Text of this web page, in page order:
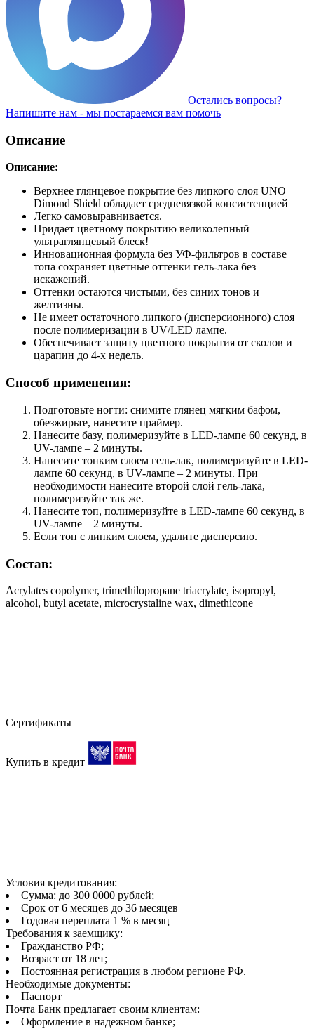
Остались вопросы?
Напишите нам - мы постараемся вам помочь
Описание
Описание:
Верхнее глянцевое покрытие без липкого слоя UNO
Dimond Shield обладает средневязкой консистенцией
Легко самовыравнивается.
Придает цветному покрытию великолепный
ультраглянцевый блеск!
Инновационная формула без УФ-фильтров в составе
топа сохраняет цветные оттенки гель-лака без
искажений.
Оттенки остаются чистыми, без синих тонов и
желтизны.
Не имеет остаточного липкого (дисперсионного) слоя
после полимеризации в UV/LED лампе.
Обеспечивает защиту цветного покрытия от сколов и
царапин до 4-х недель.
Способ применения:
Подготовьте ногти: снимите глянец мягким бафом,
обезжирьте, нанесите праймер.
Нанесите базу, полимеризуйте в LED-лампе 60 секунд, в
UV-лампе – 2 минуты.
Нанесите тонким слоем гель-лак, полимеризуйте в LED-
лампе 60 секунд, в UV-лампе – 2 минуты. При
необходимости нанесите второй слой гель-лака,
полимеризуйте так же.
Нанесите топ, полимеризуйте в LED-лампе 60 секунд, в
UV-лампе – 2 минуты.
Если топ с липким слоем, удалите дисперсию.
Состав:
Acrylates copolymer, trimethilopropane triacrylate, isopropyl,
alcohol, butyl acetate, microcrystaline wax, dimethicone
Сертификаты
Купить в кредит
Условия кредитования:
Сумма: до 300 0000 рублей;
Срок от 6 месяцев до 36 месяцев
Годовая переплата 1 % в месяц
Требования к заемщику:
Гражданство РФ;
Возраст от 18 лет;
Постоянная регистрация в любом регионе РФ.
Необходимые документы:
Паспорт
Почта Банк предлагает своим клиентам:
Оформление в надежном банке;